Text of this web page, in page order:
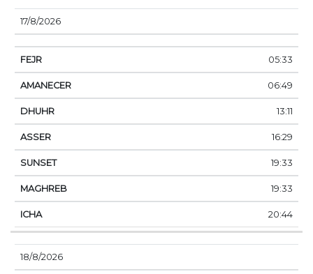
17/8/2026
05:33
06:49
13:11
16:29
19:33
19:33
20:44
18/8/2026